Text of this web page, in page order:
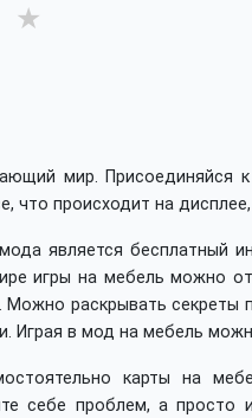
★
мир. Присоединяйся
что происходит на
является бесплатный
игры на мебель можно
раскрывать секреты
Играя в мод на мебель
карты на
себе проблем, а просто